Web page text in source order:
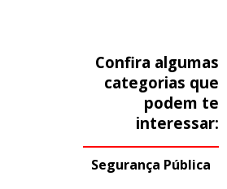
Confira algumas
categorias que
podem te
interessar:
Segurança Pública